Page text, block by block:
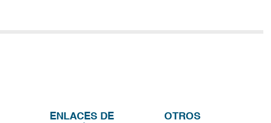
ENLACES DE
OTROS